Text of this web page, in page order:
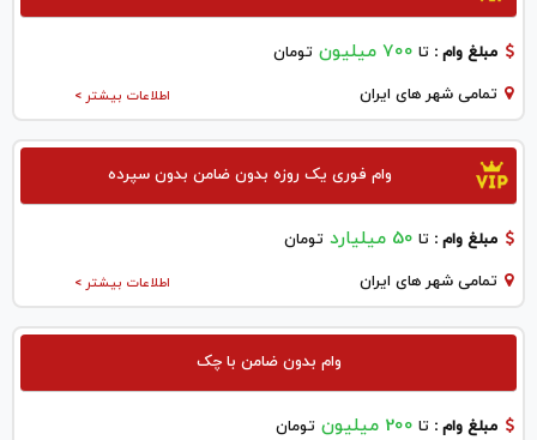
مبلغ وام : تا 700 میلیون تومان
اطلاعات بیشتر > تمامی شهر های ایران
وام فوری یک روزه بدون ضامن بدون سپرده
مبلغ وام : تا 50 میلیارد تومان
اطلاعات بیشتر > تمامی شهر های ایران
وام بدون ضامن با چک
مبلغ وام : تا 200 میلیون تومان